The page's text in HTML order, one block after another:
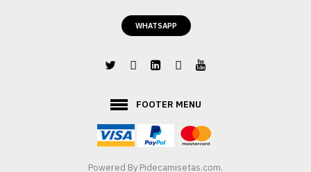
WHATSAPP
FOOTER MENU
Powered By Pidecamisetas.com.